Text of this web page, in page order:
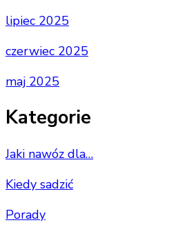
lipiec 2025
czerwiec 2025
maj 2025
Kategorie
Jaki nawóz dla…
Kiedy sadzić
Porady